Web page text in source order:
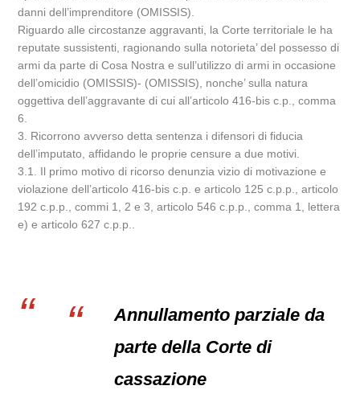
danni dell’imprenditore (OMISSIS).
Riguardo alle circostanze aggravanti, la Corte territoriale le ha
reputate sussistenti, ragionando sulla notorieta’ del possesso di
armi da parte di Cosa Nostra e sull’utilizzo di armi in occasione
dell’omicidio (OMISSIS)- (OMISSIS), nonche’ sulla natura
oggettiva dell’aggravante di cui all’articolo 416-bis c.p., comma
6.
3. Ricorrono avverso detta sentenza i difensori di fiducia
dell’imputato, affidando le proprie censure a due motivi.
3.1. Il primo motivo di ricorso denunzia vizio di motivazione e
violazione dell’articolo 416-bis c.p. e articolo 125 c.p.p., articolo
192 c.p.p., commi 1, 2 e 3, articolo 546 c.p.p., comma 1, lettera
e) e articolo 627 c.p.p..
Annullamento parziale da
parte della Corte di
cassazione